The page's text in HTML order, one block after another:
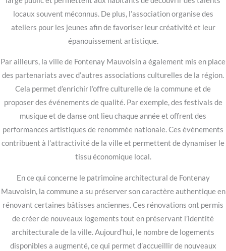
locaux souvent méconnus. De plus, l’association organise des
ateliers pour les jeunes afin de favoriser leur créativité et leur
épanouissement artistique.
Par ailleurs, la ville de Fontenay Mauvoisin a également mis en place
des partenariats avec d’autres associations culturelles de la région.
Cela permet d’enrichir l’offre culturelle de la commune et de
proposer des événements de qualité. Par exemple, des festivals de
musique et de danse ont lieu chaque année et offrent des
performances artistiques de renommée nationale. Ces événements
contribuent à l’attractivité de la ville et permettent de dynamiser le
tissu économique local.
En ce qui concerne le patrimoine architectural de Fontenay
Mauvoisin, la commune a su préserver son caractère authentique en
rénovant certaines bâtisses anciennes. Ces rénovations ont permis
de créer de nouveaux logements tout en préservant l’identité
architecturale de la ville. Aujourd’hui, le nombre de logements
disponibles a augmenté, ce qui permet d’accueillir de nouveaux